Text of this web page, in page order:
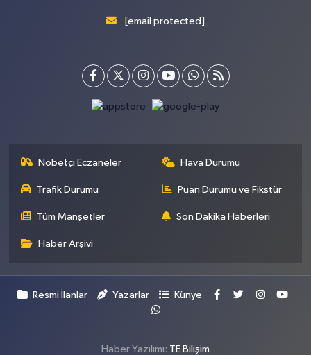
[email protected]
Nöbetçi Eczaneler Hava Durumu
Trafik Durumu Puan Durumu ve Fikstür
Tüm Manşetler Son Dakika Haberleri
Haber Arşivi
Resmi İlanlar Yazarlar Künye
Haber Yazılımı: TE Bilişim